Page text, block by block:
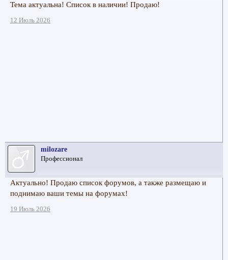
Тема актуальна! Список в наличии! Продаю!
12 Июль 2026
milozare
Профессионал
Актуально! Продаю список форумов, а также размещаю и
поднимаю ваши темы на форумах!
19 Июль 2026